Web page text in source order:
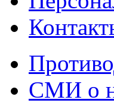
СМИ о